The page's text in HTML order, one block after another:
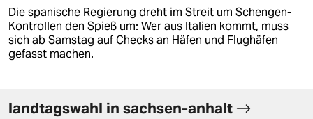
Die spanische Regierung dreht im Streit um Schengen-
Kontrollen den Spieß um: Wer aus Italien kommt, muss
sich ab Samstag auf Checks an Häfen und Flughäfen
gefasst machen.
landtagswahl in sachsen-anhalt